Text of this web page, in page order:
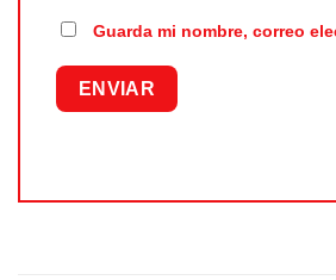
Guarda mi nombre, correo